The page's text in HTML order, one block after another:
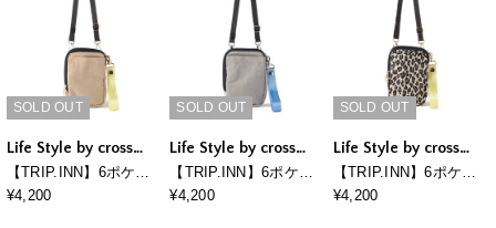
SOLD OUT
Life Style by cross
marche
【TRIP.INN】6ポケッ
トふかふかスマホマル
¥4,200
SOLD OUT
Life Style by cross
marche
【TRIP.INN】6ポケッ
トふかふかスマホマル
¥4,200
SOLD OUT
Life Style by cross
marche
【TRIP.INN】6ポケッ
トふかふかスマホマル
¥4,200